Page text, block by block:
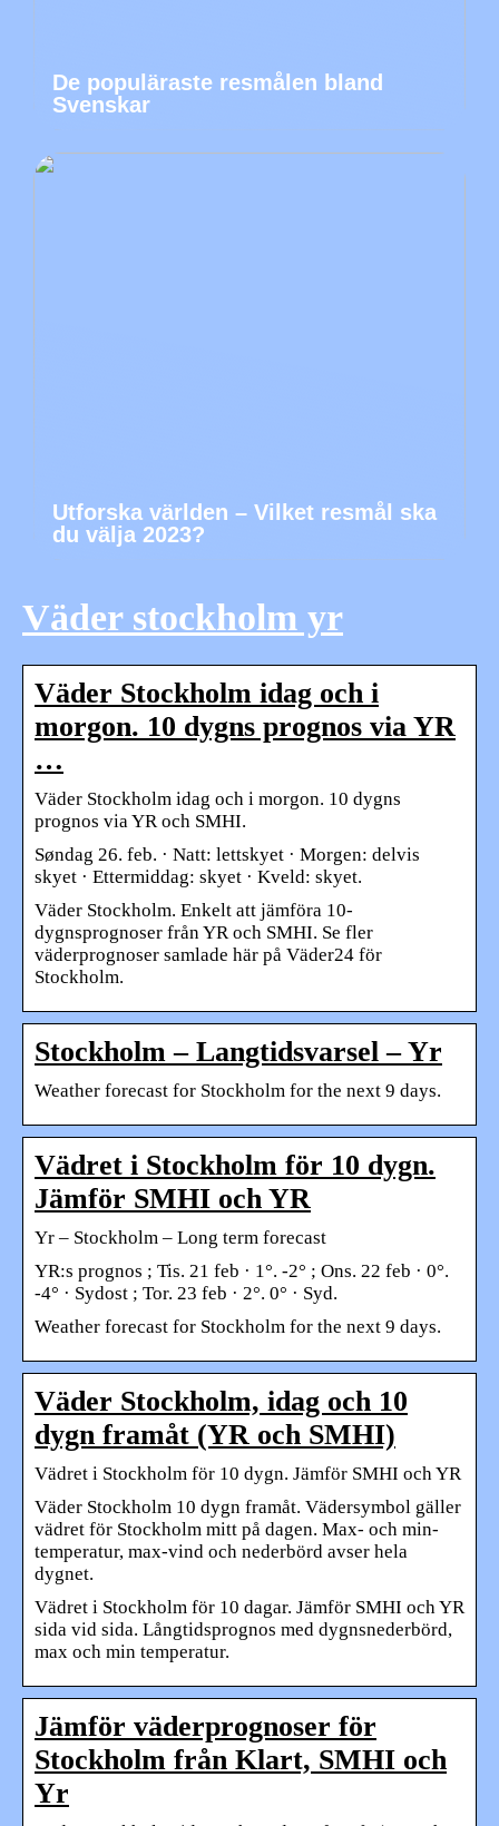
De populäraste resmålen bland
Svenskar
Utforska världen – Vilket resmål ska
du välja 2023?
Väder stockholm yr
Väder Stockholm idag och i
morgon. 10 dygns prognos via YR
…
Väder Stockholm idag och i morgon. 10 dygns
prognos via YR och SMHI.
Søndag 26. feb. · Natt: lettskyet · Morgen: delvis
skyet · Ettermiddag: skyet · Kveld: skyet.
Väder Stockholm. Enkelt att jämföra 10-
dygnsprognoser från YR och SMHI. Se fler
väderprognoser samlade här på Väder24 för
Stockholm.
Stockholm – Langtidsvarsel – Yr
Weather forecast for Stockholm for the next 9 days.
Vädret i Stockholm för 10 dygn.
Jämför SMHI och YR
Yr – Stockholm – Long term forecast
YR:s prognos ; Tis. 21 feb · 1°. -2° ; Ons. 22 feb · 0°.
-4° · Sydost ; Tor. 23 feb · 2°. 0° · Syd.
Weather forecast for Stockholm for the next 9 days.
Väder Stockholm, idag och 10
dygn framåt (YR och SMHI)
Vädret i Stockholm för 10 dygn. Jämför SMHI och YR
Väder Stockholm 10 dygn framåt. Vädersymbol gäller
vädret för Stockholm mitt på dagen. Max- och min-
temperatur, max-vind och nederbörd avser hela
dygnet.
Vädret i Stockholm för 10 dagar. Jämför SMHI och YR
sida vid sida. Långtidsprognos med dygnsnederbörd,
max och min temperatur.
Jämför väderprognoser för
Stockholm från Klart, SMHI och
Yr